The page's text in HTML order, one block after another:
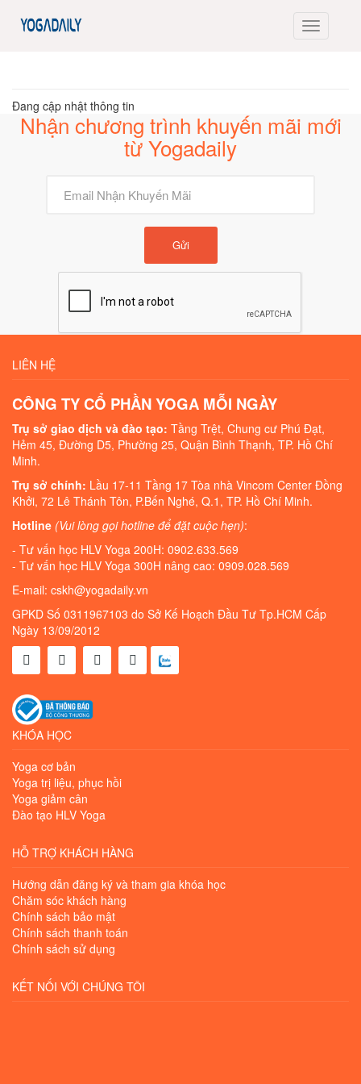
Đang cập nhật thông tin
Nhận chương trình khuyến mãi mới
từ Yogadaily
Gửi
LIÊN HỆ
CÔNG TY CỔ PHẦN YOGA MỖI NGÀY
Trụ sở giao dịch và đào tạo: Tầng Trệt, Chung cư Phú Đạt,
Hẻm 45, Đường D5, Phường 25, Quận Bình Thạnh, TP. Hồ Chí
Minh.
Trụ sở chính: Lầu 17-11 Tầng 17 Tòa nhà Vincom Center Đồng
Khởi, 72 Lê Thánh Tôn, P.Bến Nghé, Q.1, TP. Hồ Chí Minh.
Hotline (Vui lòng gọi hotline để đặt cuộc hẹn):
- Tư vấn học HLV Yoga 200H: 0902.633.569
- Tư vấn học HLV Yoga 300H nâng cao: 0909.028.569
E-mail: cskh@yogadaily.vn
GPKD Số 0311967103 do Sở Kế Hoạch Đầu Tư Tp.HCM Cấp
Ngày 13/09/2012
KHÓA HỌC
Yoga cơ bản
Yoga trị liệu, phục hồi
Yoga giảm cân
Đào tạo HLV Yoga
HỖ TRỢ KHÁCH HÀNG
Hướng dẫn đăng ký và tham gia khóa học
Chăm sóc khách hàng
Chính sách bảo mật
Chính sách thanh toán
Chính sách sử dụng
KẾT NỐI VỚI CHÚNG TÔI